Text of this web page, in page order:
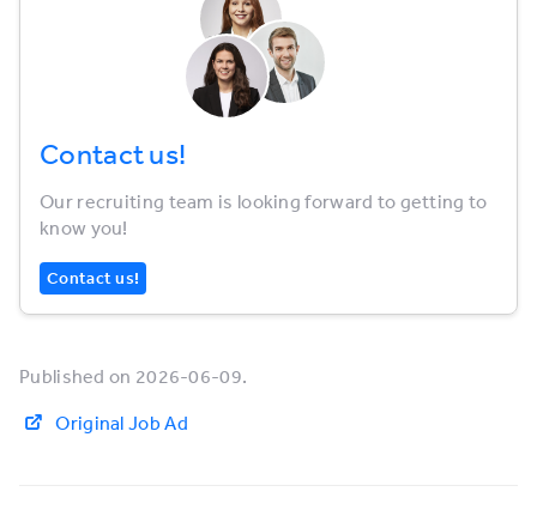
Contact us!
Our recruiting team is looking forward to getting to
know you!
Contact us!
Published on 2026-06-09.
Original Job Ad